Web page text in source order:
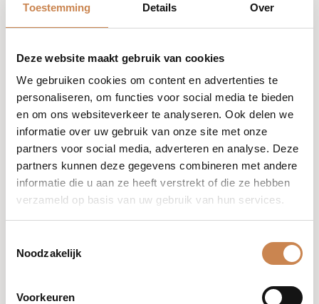
Toestemming Details Over
Deze website maakt gebruik van cookies
We gebruiken cookies om content en advertenties te
personaliseren, om functies voor social media te bieden
en om ons websiteverkeer te analyseren. Ook delen we
informatie over uw gebruik van onze site met onze
partners voor social media, adverteren en analyse. Deze
partners kunnen deze gegevens combineren met andere
informatie die u aan ze heeft verstrekt of die ze hebben
verzameld op basis van uw gebruik van hun services.
Noodzakelijk
Voorkeuren
Consultation Confidence: K Phyto-
ceutical
12 november @ 08:00-09:00
Zoom Kalahari Prescriptions
RSVP Nu
Gratis 18 plekken beschikbaar